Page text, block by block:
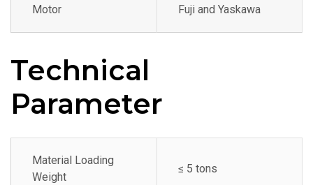
Motor Fuji and Yaskawa
Technical
Parameter
Material Loading
Weight
≤ 5 tons